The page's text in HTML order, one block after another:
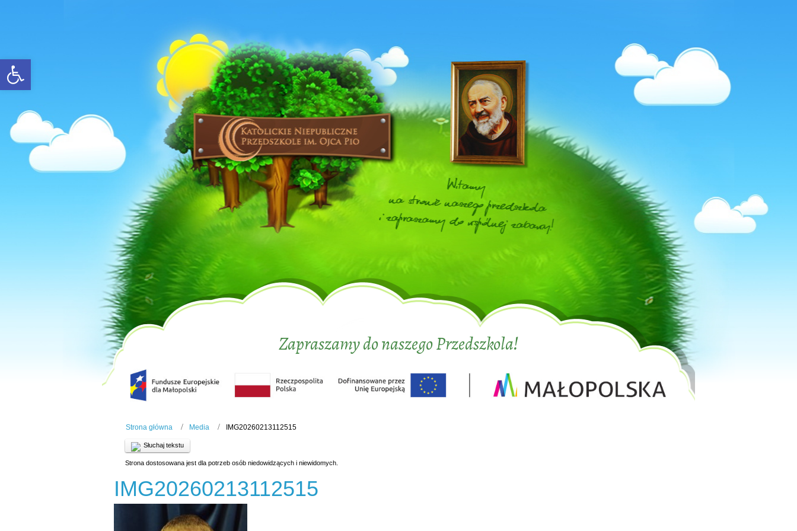
Open toolbar
Zapraszamy do naszego Przedszkola!
Strona główna Media IMG20260213112515
Słuchaj tekstu
Strona dostosowana jest dla potrzeb osób niedowidzących i niewidomych.
IMG20260213112515